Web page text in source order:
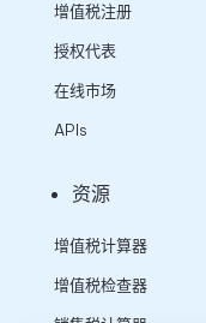
增值税注册
授权代表
在线市场
APIs
资源
增值税计算器
增值税检查器